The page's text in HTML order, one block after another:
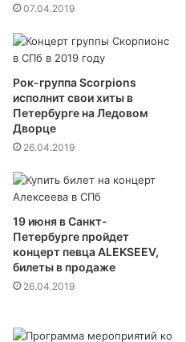
07.04.2019
Рок-группа Scorpions
исполнит свои хиты в
Петербурге на Ледовом
Дворце
26.04.2019
19 июня в Санкт-
Петербурге пройдет
концерт певца ALEKSEEV,
билеты в продаже
26.04.2019